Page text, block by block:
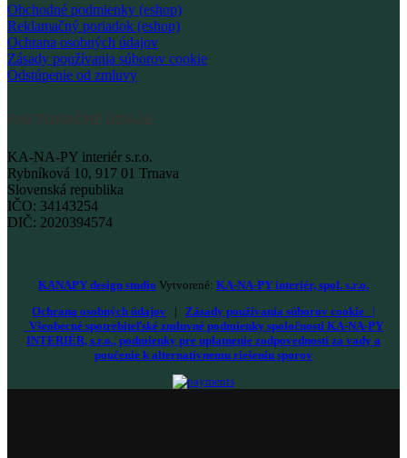
Obchodné podmienky (eshop)
Reklamačný poriadok (eshop)
Ochrana osobných údajov
Zásady používania súborov cookie
Odstúpenie od zmluvy
FAKTURAČNÉ ÚDAJE
KA-NA-PY interiér s.r.o.
Rybníková 10, 917 01 Trnava
Slovenská republika
IČO: 34143254
DIČ: 2020394574
KANAPY design studio Vytvorené: KA-NA-PY interiér, spol. s.r.o.
Ochrana osobných údajov | Zásady používania súborov cookie |
Všeobecné spotrebiteľské zmluvné podmienky spoločnosti KA-NA-PY
INTERIÉR, s.r.o., podmienky pre uplatnenie zodpovednosti za vady a
poučenie k alternatívnemu riešeniu sporov